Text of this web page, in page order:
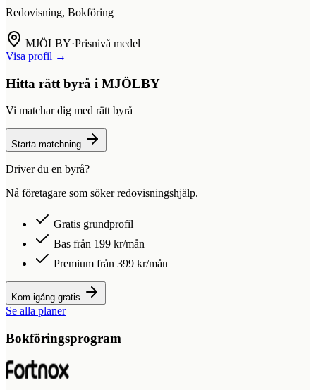
Redovisning, Bokföring
MJÖLBY·Prisnivå medel
Visa profil →
Hitta rätt byrå i MJÖLBY
Vi matchar dig med rätt byrå
Starta matchning
Driver du en byrå?
Nå företagare som söker redovisningshjälp.
Gratis grundprofil
Bas från 199 kr/mån
Premium från 399 kr/mån
Kom igång gratis
Se alla planer
Bokföringsprogram